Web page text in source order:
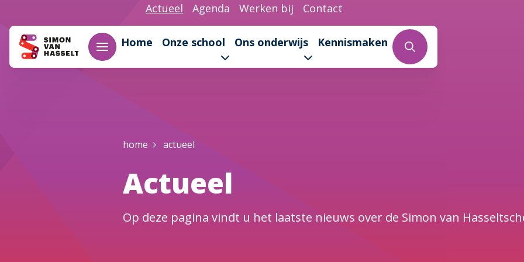
Overslaan en naar de inhoud gaan
Actueel Agenda Werken bij Contact
Home Onze school Ons onderwijs Kennismaken
Kruimelpad
home actueel
Actueel
Op deze pagina vindt u het laatste nieuws over de Simon van